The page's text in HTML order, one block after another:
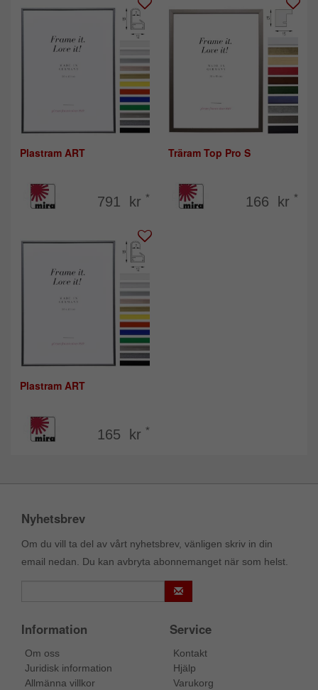
Plastram ART
791 kr *
Träram Top Pro S
166 kr *
Plastram ART
165 kr *
Nyhetsbrev
Om du vill ta del av vårt nyhetsbrev, vänligen skriv in din
email nedan. Du kan avbryta abonnemanget när som helst.
Information
Om oss
Juridisk information
Allmänna villkor
Service
Kontakt
Hjälp
Varukorg